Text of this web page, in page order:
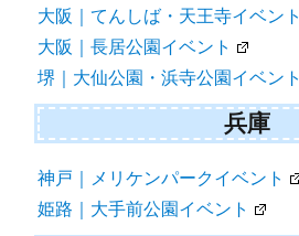
大阪｜てんしば・天王寺イベント
大阪｜長居公園イベント
堺｜大仙公園・浜寺公園イベント
兵庫
神戸｜メリケンパークイベント
姫路｜大手前公園イベント